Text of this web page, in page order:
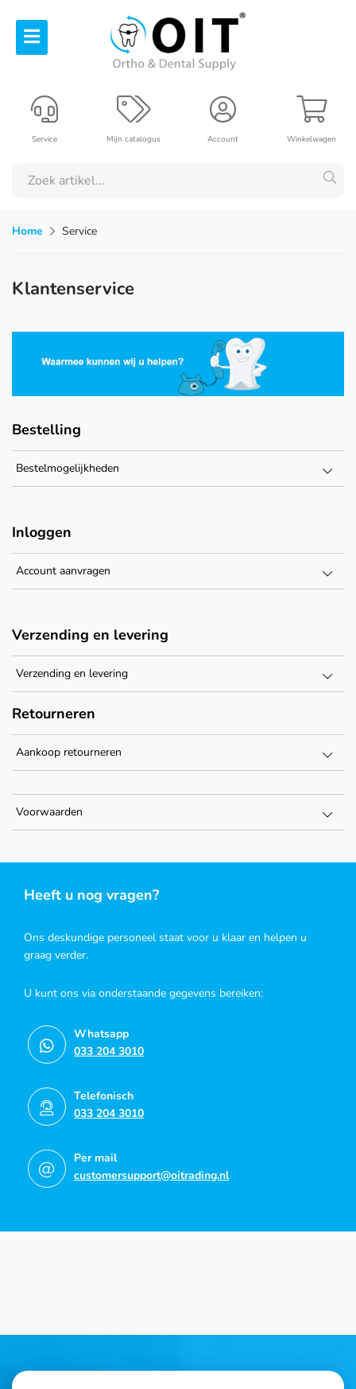
Winkelwagen
Account
Mijn catalogus
Service
Home Service
Klantenservice
Bestelling
Bestelmogelijkheden
Inloggen
Account aanvragen
Verzending en levering
Verzending en levering
Retourneren
Aankoop retourneren
Voorwaarden
Heeft u nog vragen?
Ons deskundige personeel staat voor u klaar en helpen u
graag verder.
U kunt ons via onderstaande gegevens bereiken:
Whatsapp
033 204 3010
Telefonisch
033 204 3010
Per mail
customersupport@oitrading.nl